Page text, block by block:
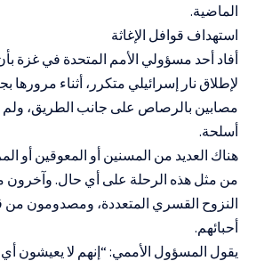
الماضية.
استهداف قوافل الإغاثة
أفاد أحد مسؤولي الأمم المتحدة في غزة
لإطلاق نار إسرائيلي متكرر، أثناء
مصابين بالرصاص على جانب الطريق، ولم
أسلحة.
هناك العديد من المسنين أو المعوقين أو
من مثل هذه الرحلة على أي حال.
النزوح القسري المتعددة، ومصدومون من
أحبائهم.
يقول المسؤول الأممي: “إنهم لا يعيشون أي